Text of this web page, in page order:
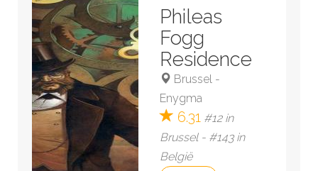
Phileas
Fogg
Residence
Brussel -
Enygma
6.31 #12 in
Brussel - #143 in
België